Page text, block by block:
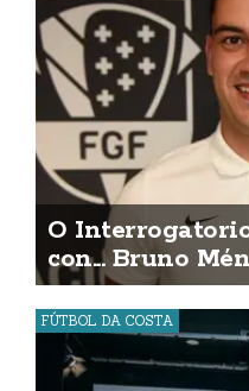
O
con... Bruno
FÚTBOL DA COSTA